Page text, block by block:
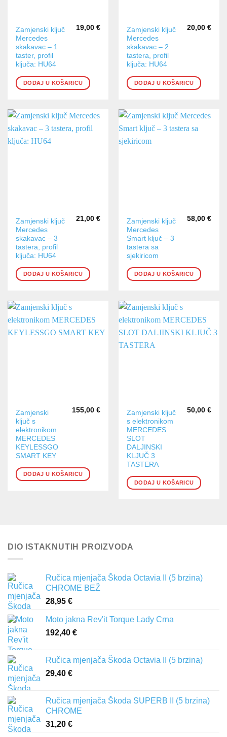
Zamjenski ključ
Mercedes
skakavac – 1
taster, profil
ključa: HU64
19,00 €
DODAJ U KOŠARICU
Zamjenski ključ
Mercedes
skakavac – 2
tastera, profil
ključa: HU64
20,00 €
DODAJ U KOŠARICU
Zamjenski ključ
Mercedes
skakavac – 3
tastera, profil
ključa: HU64
21,00 €
DODAJ U KOŠARICU
Zamjenski ključ
Mercedes
Smart ključ – 3
tastera sa
sjekiricom
58,00 €
DODAJ U KOŠARICU
Zamjenski
ključ s
elektronikom
MERCEDES
KEYLESSGO
SMART KEY
155,00 €
DODAJ U KOŠARICU
Zamjenski ključ
s elektronikom
MERCEDES
SLOT
DALJINSKI
KLJUČ 3
TASTERA
50,00 €
DODAJ U KOŠARICU
DIO ISTAKNUTIH PROIZVODA
Ručica mjenjača Škoda Octavia II (5 brzina)
CHROME BEŽ
28,95 €
Moto jakna Rev'it Torque Lady Crna
192,40 €
Ručica mjenjača Škoda Octavia II (5 brzina)
29,40 €
Ručica mjenjača Škoda SUPERB II (5 brzina)
CHROME
31,20 €